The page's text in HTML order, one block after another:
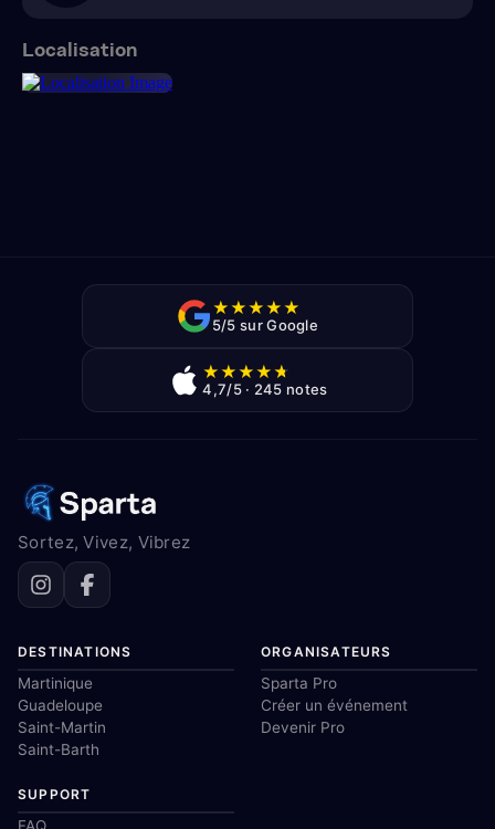
Localisation
★★★★★
5/5 sur Google
★★★★★
4,7/5 · 245 notes
Sortez, Vivez, Vibrez
DESTINATIONS
Martinique
Guadeloupe
Saint-Martin
Saint-Barth
ORGANISATEURS
Sparta Pro
Créer un événement
Devenir Pro
SUPPORT